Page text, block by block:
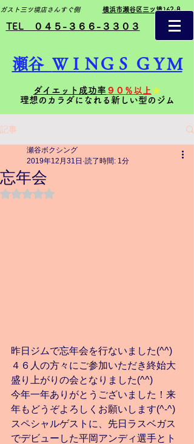
TEL ０４５-３６６-３３０３
ガスト三ツ境店さんすぐ側 横浜市瀬谷区三ツ境162-8
瀬谷 ＷＩＮＧＳ ＧＹＭ
ダイエット成功率 ９０％以上 ★
理想のカラダになれる新しい型のジム
記事
忘年会
瀬谷ボクシング
2019年12月31日 読了時間: 1分
5つ星のうちNaNと評価されています。
昨日ジムで忘年会を行ないました(^^)
４６人の方々にご参加いただき終始大
盛り上がりの会となりました(^^)
今年一年ありがとうございました！来
年もどうぞよろしくお願いします(^-^)
スペシャルゲストに、先日ラスベガス
でデビューした平岡アンディ選手とト